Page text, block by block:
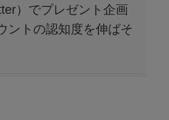
）でプレゼント企画
ントの認知度を伸ばそ